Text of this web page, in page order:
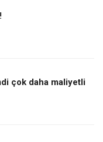
çok daha maliyetli